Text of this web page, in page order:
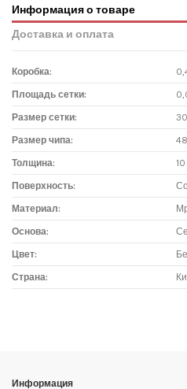
Информация о товаре
Доставка и оплата
Коробка:
Площадь сетки:
Размер сетки:
Размер чипа:
Толщина:
Поверхность:
Материал:
Основа:
Цвет:
Страна:
"Румянцево", корпус Г, вход № 11,
Информация